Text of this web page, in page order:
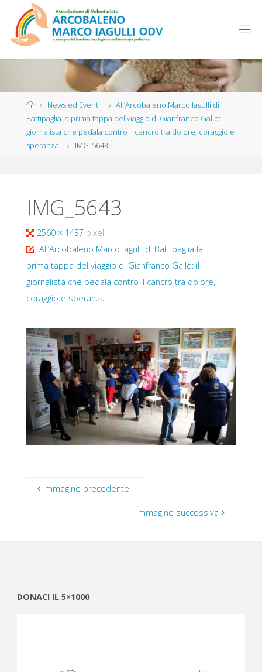
contenuto
HomeNews ed Eventi
All’Arcobaleno Marco Iagulli di
Battipaglia la prima tappa del viaggio di Gianfranco Gallo: il
giornalista che pedala contro il cancro tra dolore, coraggio e
speranza
IMG_5643
IMG_5643
Tutta
larghezza
2560 × 1437 pixel
All’Arcobaleno Marco Iagulli di Battipaglia la
prima tappa del viaggio di Gianfranco Gallo: il
giornalista che pedala contro il cancro tra dolore,
coraggio e speranza
Immagine precedente
Immagine successiva
DONACI IL 5×1000